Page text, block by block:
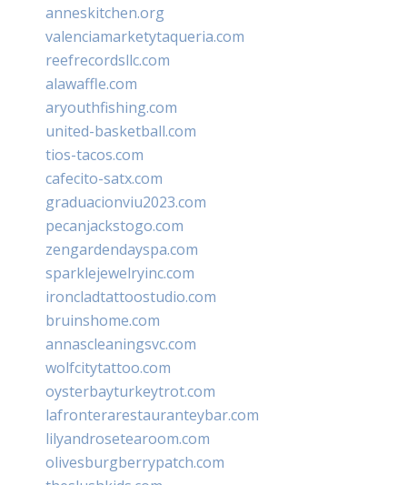
anneskitchen.org
valenciamarketytaqueria.com
reefrecordsllc.com
alawaffle.com
aryouthfishing.com
united-basketball.com
tios-tacos.com
cafecito-satx.com
graduacionviu2023.com
pecanjackstogo.com
zengardendayspa.com
sparklejewelryinc.com
ironcladtattoostudio.com
bruinshome.com
annascleaningsvc.com
wolfcitytattoo.com
oysterbayturkeytrot.com
lafronterarestauranteybar.com
lilyandrosetearoom.com
olivesburgberrypatch.com